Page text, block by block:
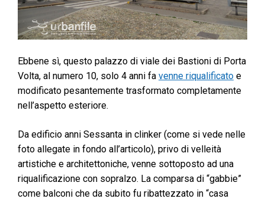
Ebbene sì, questo palazzo di viale dei Bastioni di Porta
Volta, al numero 10, solo 4 anni fa venne riqualificato e
modificato pesantemente trasformato completamente
nell’aspetto esteriore.
Da edificio anni Sessanta in clinker (come si vede nelle
foto allegate in fondo all’articolo), privo di velleità
artistiche e architettoniche, venne sottoposto ad una
riqualificazione con sopralzo. La comparsa di “gabbie”
come balconi che da subito fu ribattezzato in “casa